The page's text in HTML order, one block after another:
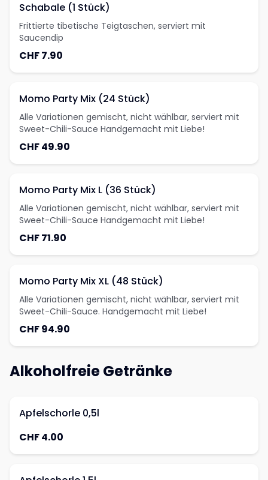
Schabale (1 Stück)
Frittierte tibetische Teigtaschen, serviert mit
Saucendip
CHF 7.90
Momo Party Mix (24 Stück)
Alle Variationen gemischt, nicht wählbar, serviert mit
Sweet-Chili-Sauce Handgemacht mit Liebe!
CHF 49.90
Momo Party Mix L (36 Stück)
Alle Variationen gemischt, nicht wählbar, serviert mit
Sweet-Chili-Sauce Handgemacht mit Liebe!
CHF 71.90
Momo Party Mix XL (48 Stück)
Alle Variationen gemischt, nicht wählbar, serviert mit
Sweet-Chili-Sauce. Handgemacht mit Liebe!
CHF 94.90
Alkoholfreie Getränke
Apfelschorle 0,5l
CHF 4.00